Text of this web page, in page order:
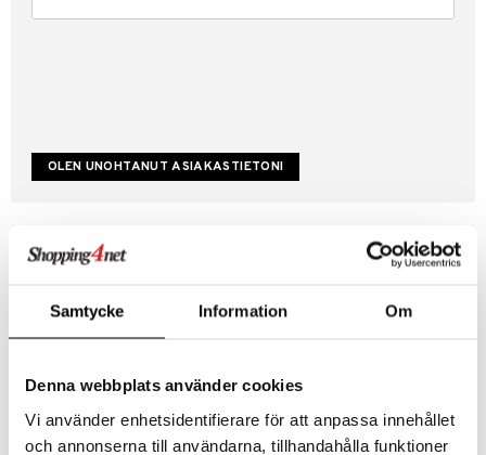
Samtycke Information Om
Denna webbplats använder cookies
Vi använder enhetsidentifierare för att anpassa innehållet
och annonserna till användarna, tillhandahålla funktioner
Luo uusi asiakas
Tilauksen tila & historiikki
Kestotilaus
Arvostele tuotteita
Toivelistat